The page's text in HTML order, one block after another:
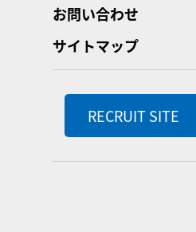
お問い合わせ
サイトマップ
RECRUIT SITE